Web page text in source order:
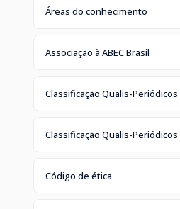
Áreas do conhecimento
Associação à ABEC Brasil
Classificação Qualis-Periódicos
Classificação Qualis-Periódicos
Código de ética